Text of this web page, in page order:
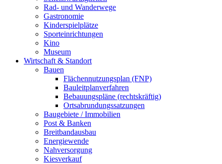
Rad- und Wanderwege
Gastronomie
Kinderspielplätze
Sporteinrichtungen
Kino
Museum
Wirtschaft & Standort
Bauen
Flächennutzungsplan (FNP)
Bauleitplanverfahren
Bebauungspläne (rechtskräftig)
Ortsabrundungssatzungen
Baugebiete / Immobilien
Post & Banken
Breitbandausbau
Energiewende
Nahversorgung
Kiesverkauf